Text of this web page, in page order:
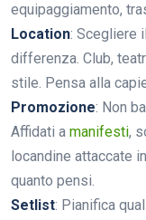
equipaggiamento,
Location: Scegliere
differenza. Club,
stile. Pensa alla
Promozione: Non
Affidati a manifesti,
locandine attaccate
quanto pensi.
Setlist: Pianifica